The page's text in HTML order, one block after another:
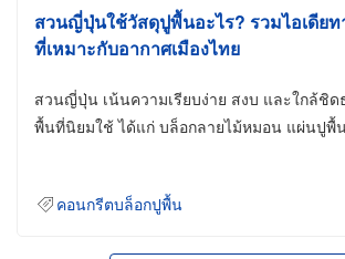
สวนญี่ปุ่นใช้วัสดุปูพื้นอะไร? รวมไอเดีย
ที่เหมาะกับอากาศเมืองไทย
สวนญี่ปุ่น เน้นความเรียบง่าย สงบ และใกล้ชิ
พื้นที่นิยมใช้ ได้แก่ บล็อกลายไม้หมอน แผ่นปูพื้
คอนกรีตบล็อกปูพื้น